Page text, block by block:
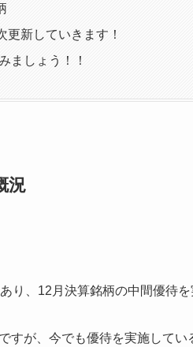
更新していきます！
ましょう！！
況
り、12月決算銘柄の中間優待
すが、今でも優待を実施して